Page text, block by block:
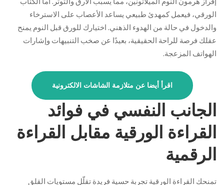
الورقي، فيعمل كمهدئ طبيعي يساعد الأعصاب على الاسترخاء
والدخول في حالة من الهدوء الذهني. اختيارك للورق قبل النوم يمنح
عقلك فرصة للراحة الحقيقية، بعيدًا عن صخب التنبيهات وإشارات
الهواتف المزعجة.
اقرأ أيضا عن متلازمة الشاشات الالكترونية
الجانب النفسي في فوائد
القراءة الورقية مقابل القراءة
الرقمية
تمنحك القراءة الورقية تجربة حسية فريدة تقلّل مستويات القلق